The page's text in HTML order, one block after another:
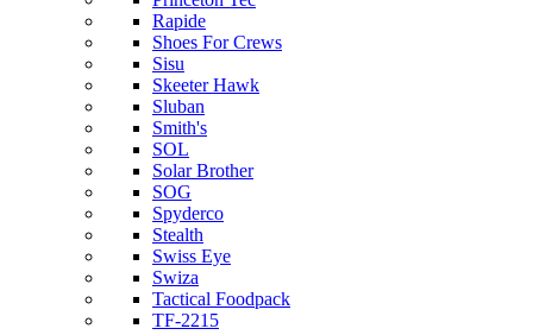
Rapide
Shoes For Crews
Sisu
Skeeter Hawk
Sluban
Smith's
SOL
Solar Brother
SOG
Spyderco
Stealth
Swiss Eye
Swiza
Tactical Foodpack
TF-2215